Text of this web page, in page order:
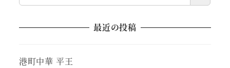
最近の投稿
港町中華 平王